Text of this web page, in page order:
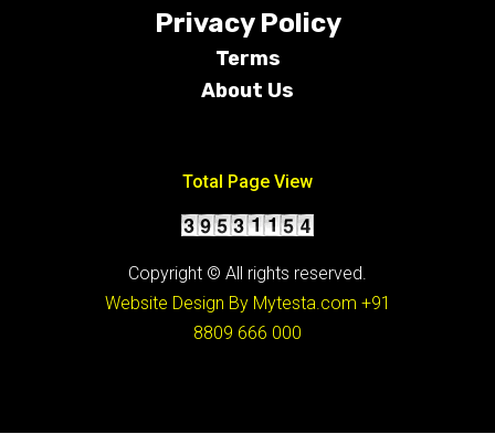
Privacy Policy
Terms
About Us
Total Page View
Copyright © All rights reserved.
Website Design By Mytesta.com +91
8809 666 000